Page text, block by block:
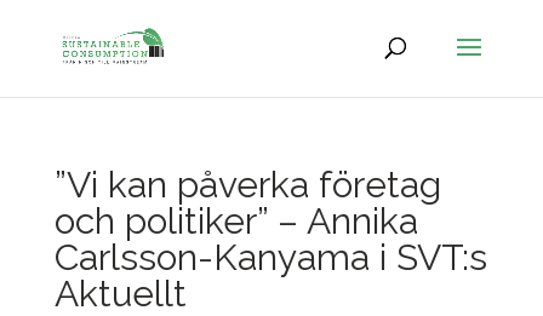
”Vi kan påverka företag
och politiker” – Annika
Carlsson-Kanyama i SVT:s
Aktuellt